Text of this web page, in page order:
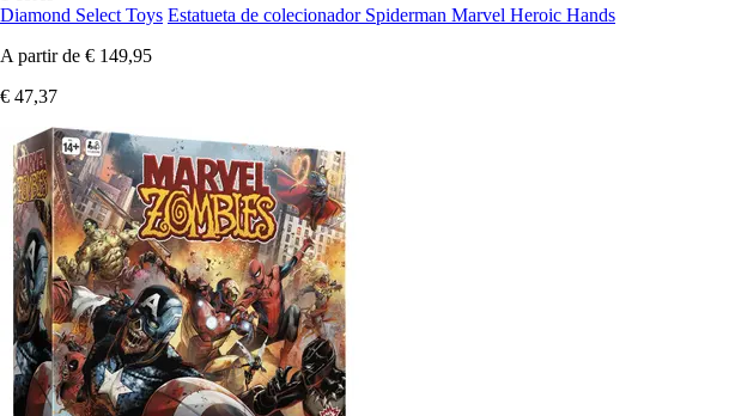
Diamond Select Toys Estatueta de colecionador Spiderman Marvel Heroic Hands
A partir de € 149,95
€ 47,37